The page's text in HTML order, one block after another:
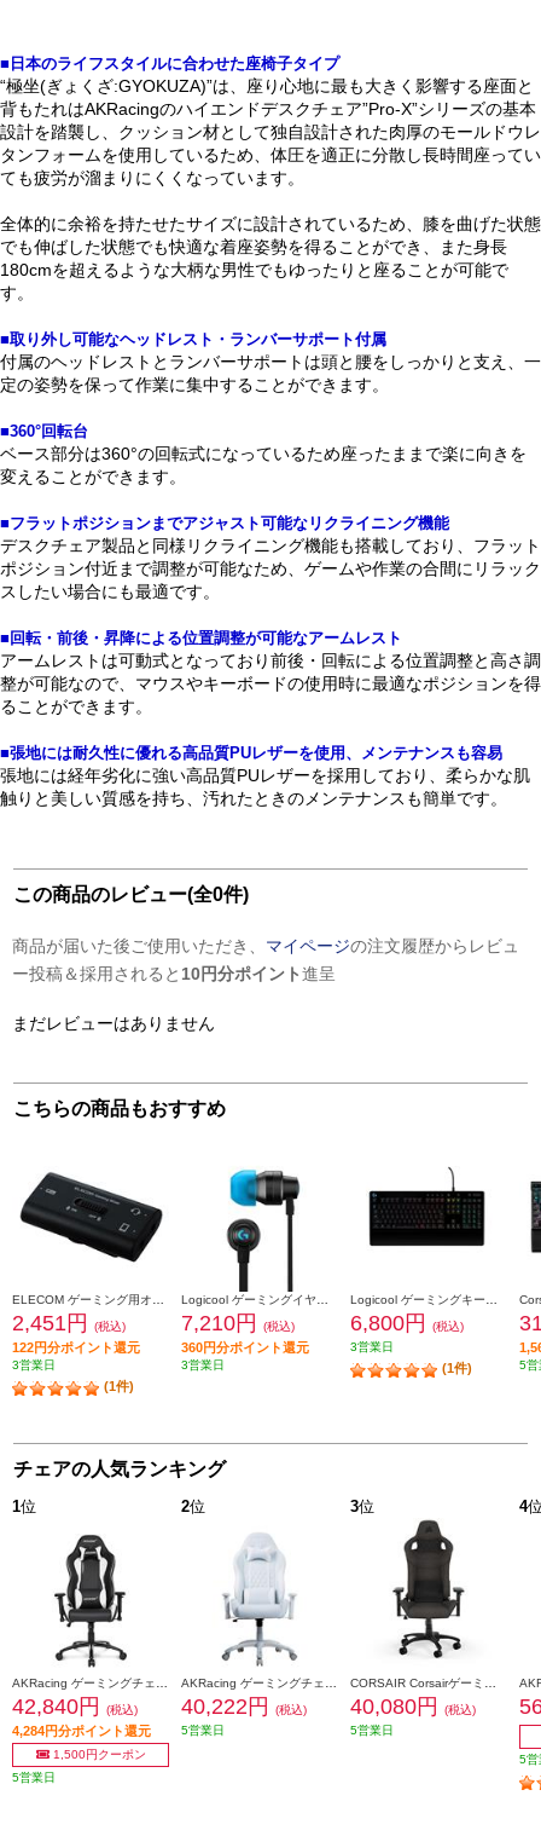
■日本のライフスタイルに合わせた座椅子タイプ
“極坐(ぎょくざ:GYOKUZA)”は、座り心地に最も大きく影響する座面と
背もたれはAKRacingのハイエンドデスクチェア”Pro-X”シリーズの基本
設計を踏襲し、クッション材として独自設計された肉厚のモールドウレ
タンフォームを使用しているため、体圧を適正に分散し長時間座ってい
ても疲労が溜まりにくくなっています。
全体的に余裕を持たせたサイズに設計されているため、膝を曲げた状態
でも伸ばした状態でも快適な着座姿勢を得ることができ、また身長
180cmを超えるような大柄な男性でもゆったりと座ることが可能で
す。
■取り外し可能なヘッドレスト・ランバーサポート付属
付属のヘッドレストとランバーサポートは頭と腰をしっかりと支え、一
定の姿勢を保って作業に集中することができます。
■360°回転台
ベース部分は360°の回転式になっているため座ったままで楽に向きを
変えることができます。
■フラットポジションまでアジャスト可能なリクライニング機能
デスクチェア製品と同様リクライニング機能も搭載しており、フラット
ポジション付近まで調整が可能なため、ゲームや作業の合間にリラック
スしたい場合にも最適です。
■回転・前後・昇降による位置調整が可能なアームレスト
アームレストは可動式となっており前後・回転による位置調整と高さ調
整が可能なので、マウスやキーボードの使用時に最適なポジションを得
ることができます。
■張地には耐久性に優れる高品質PUレザーを使用、メンテナンスも容易
張地には経年劣化に強い高品質PUレザーを採用しており、柔らかな肌
触りと美しい質感を持ち、汚れたときのメンテナンスも簡単です。
この商品のレビュー(全0件)
商品が届いた後ご使用いただき、 マイページの注文履歴からレビュ
ー投稿＆採用されると 10円分ポイント進呈
まだレビューはありません
こちらの商品もおすすめ
2,451円 (税込)
122円分ポイント還元
3営業日
(1件)
7,210円 (税込)
360円分ポイント還元
3営業日
6,800円
(税込)
3営業日
(1件) 5営
チェアの人気ランキング
1位
42,840円 (税込)
4,284円分ポイント還元
1,500円クーポン
5営業日
2位
40,222円
(税込)
5営業日
3位
40,080円
(税込)
5営業日
4
5営